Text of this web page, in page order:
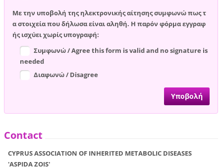
Με την υποβολή της ηλεκτρονικής αίτησης συμφωνώ πως τ
α στοιχεία που δήλωσα είναι αληθή. Η παρόν φόρμα εγγραφ
ής ισχύει χωρίς υπογραφή:
Συμφωνώ / Agree this form is valid and no signature is
needed
Διαφωνώ / Disagree
Contact
CYPRUS ASSOCIATION OF INHERITED METABOLIC DISEASES
'ASPIDA ZOIS'